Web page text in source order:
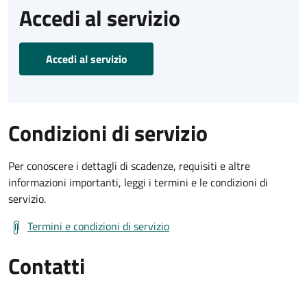
Accedi al servizio
Accedi al servizio
Condizioni di servizio
Per conoscere i dettagli di scadenze, requisiti e altre
informazioni importanti, leggi i termini e le condizioni di
servizio.
Termini e condizioni di servizio
Contatti